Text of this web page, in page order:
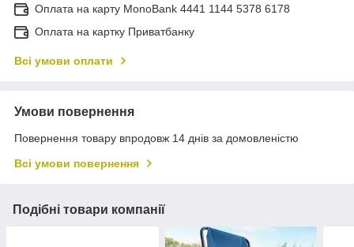
Оплата на карту MonoBank 4441 1144 5378 6178
Оплата на картку Приватбанку
Всі умови оплати
Умови повернення
Повернення товару впродовж 14 днів за домовленістю
Всі умови повернення
Подібні товари компанії